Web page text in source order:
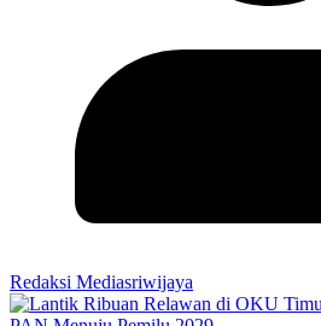
Redaksi Mediasriwijaya